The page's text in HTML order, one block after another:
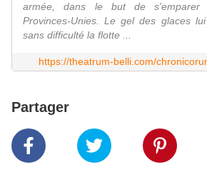
armée, dans le but de s'emparer
Provinces-Unies. Le gel des glaces
sans difficulté la flotte ...
https://theatrum-belli.com/
Partager